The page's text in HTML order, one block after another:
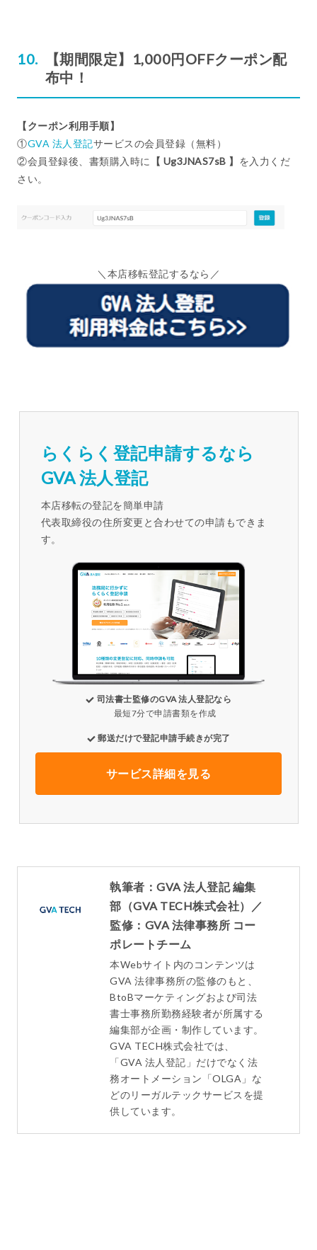
【期間限定】1,000円OFFクーポン配
布中！
【クーポン利用手順】
①GVA 法人登記サービスの会員登録（無料）
②会員登録後、書類購入時に
【 Ug3JNAS7sB 】 を入力くだ
さい。
＼本店移転登記するなら／
らくらく登記申請するなら
GVA 法人登記
本店移転の登記を簡単申請
代表取締役の住所変更と合わせての申請もできま
す。
司法書士監修のGVA 法人登記なら
最短7分で申請書類を作成
郵送だけで登記申請手続きが完了
サービス詳細を見る
執筆者：GVA 法人登記 編集
部（GVA TECH株式会社）／
監修：GVA 法律事務所 コー
ポレートチーム
本Webサイト内のコンテンツは
GVA 法律事務所の監修のもと、
BtoBマーケティングおよび司法
書士事務所勤務経験者が所属する
編集部が企画・制作しています。
GVA TECH株式会社では、
「GVA 法人登記」だけでなく法
務オートメーション「OLGA」な
どのリーガルテックサービスを提
供しています。